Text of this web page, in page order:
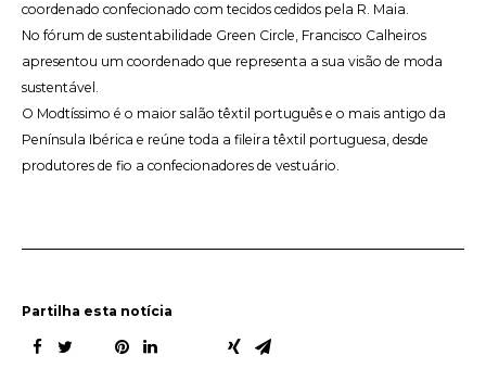
coordenado confecionado com tecidos cedidos pela R. Maia.
No fórum de sustentabilidade Green Circle, Francisco Calheiros
apresentou um coordenado que representa a sua visão de moda
sustentável.
O Modtíssimo é o maior salão têxtil português e o mais antigo da
Península Ibérica e reúne toda a fileira têxtil portuguesa, desde
produtores de fio a confecionadores de vestuário.
Partilha esta notícia